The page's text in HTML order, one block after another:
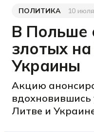
Категория
ПОЛИТИКА
Дата публикации
10
В Польше
злотых
Украины
Акцию
Литве и